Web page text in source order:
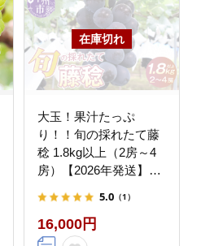
大玉！果汁たっぷ
り！！旬の採れたて藤
稔 1.8kg以上（2房～4
房）【2026年発送】
5.0 （1）
16,000円